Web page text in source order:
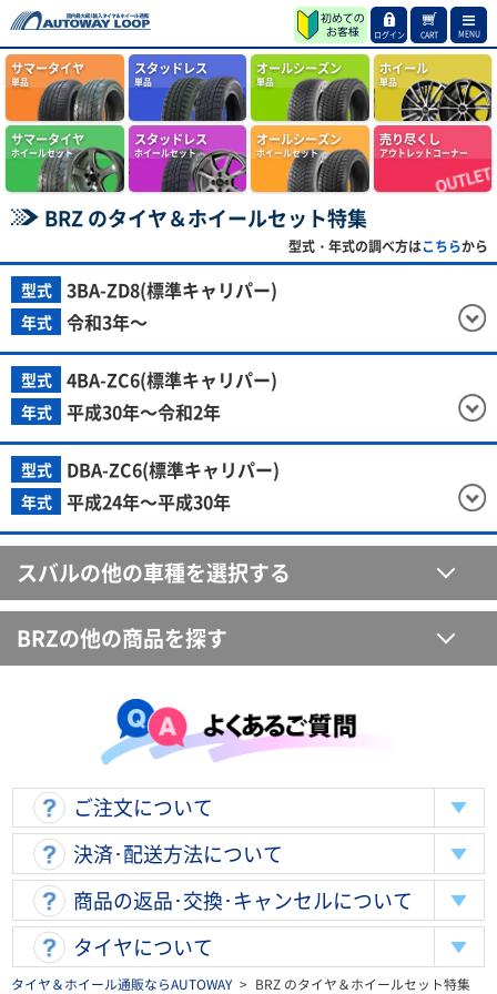
ログイン CART MENU
サマータイヤ
単品
スタッドレス
単品
オールシーズン
単品
ホイール
単品
サマータイヤ
ホイールセット
スタッドレス
ホイールセット
オールシーズン
ホイールセット
売り尽くし
アウトレットコーナー
BRZ のタイヤ＆ホイールセット特集
型式・年式の調べ方はこちらから
型式 3BA-ZD8(標準キャリパー)
年式 令和3年～
型式 4BA-ZC6(標準キャリパー)
年式 平成30年～令和2年
型式 DBA-ZC6(標準キャリパー)
年式 平成24年～平成30年
スバルの他の車種を選択する
BRZの他の商品を探す
ご注文について
決済･配送方法について
商品の返品･交換･キャンセルについて
タイヤについて
タイヤ＆ホイール通販ならAUTOWAY > BRZ のタイヤ＆ホイールセット特集